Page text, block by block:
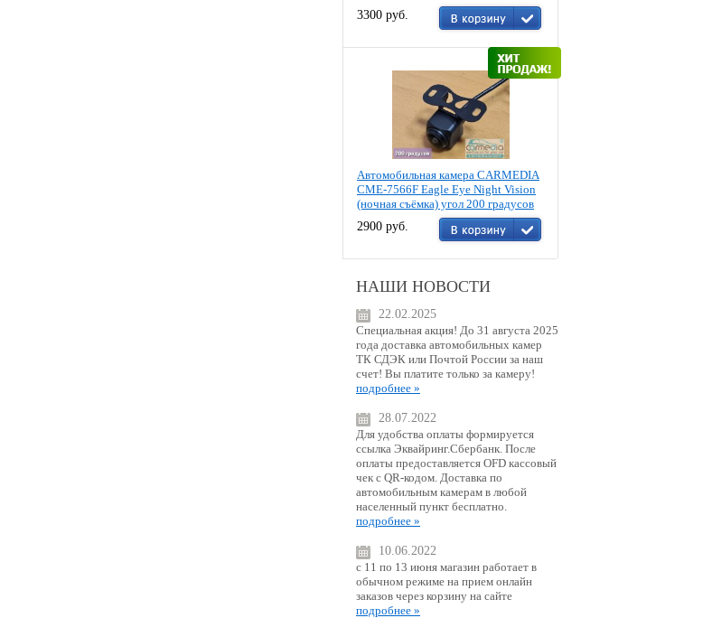
3300 руб.
Автомобильная камера CARMEDIA
CME-7566F Eagle Eye Night Vision
(ночная съёмка) угол 200 градусов
2900 руб.
НАШИ НОВОСТИ
22.02.2025
Специальная акция! До 31 августа 2025
года доставка автомобильных камер
ТК СДЭК или Почтой России за наш
счет! Вы платите только за камеру!
подробнее »
28.07.2022
Для удобства оплаты формируется
ссылка Эквайринг.Сбербанк. После
оплаты предоставляется OFD кассовый
чек с QR-кодом. Доставка по
автомобильным камерам в любой
населенный пункт бесплатно.
подробнее »
10.06.2022
с 11 по 13 июня магазин работает в
обычном режиме на прием онлайн
заказов через корзину на сайте
подробнее »